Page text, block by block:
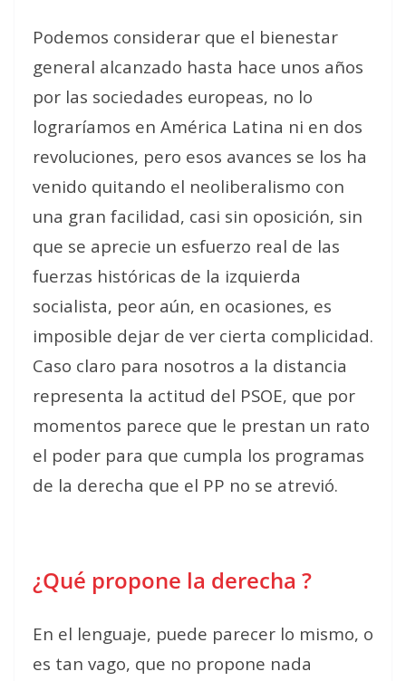
Podemos considerar que el bienestar
general alcanzado hasta hace unos años
por las sociedades europeas, no lo
lograríamos en América Latina ni en dos
revoluciones, pero esos avances se los ha
venido quitando el neoliberalismo con
una gran facilidad, casi sin oposición, sin
que se aprecie un esfuerzo real de las
fuerzas históricas de la izquierda
socialista, peor aún, en ocasiones, es
imposible dejar de ver cierta complicidad.
Caso claro para nosotros a la distancia
representa la actitud del PSOE, que por
momentos parece que le prestan un rato
el poder para que cumpla los programas
de la derecha que el PP no se atrevió.
¿Qué propone la derecha ?
En el lenguaje, puede parecer lo mismo, o
es tan vago, que no propone nada